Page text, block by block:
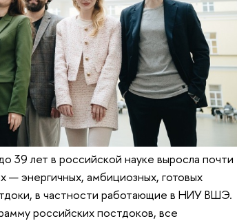
39 лет в российской науке выросла почти
энергичных, амбициозных, готовых
в частности работающие в НИУ ВШЭ.
российских постдоков, все